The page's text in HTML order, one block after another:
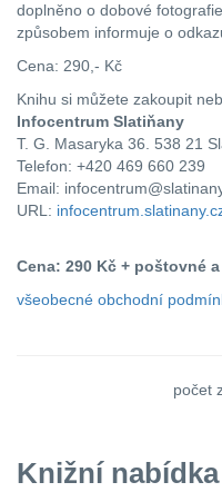
doplněno o dobové
způsobem informuje o
Cena: 290,- Kč
Knihu si můžete zakoupit
Infocentrum Slatiňany
T. G. Masaryka 36. 538 21
Telefon: +420 469 660 239
Email:
URL:
Cena: 290 Kč + poštovné
všeobecné obchodní
počet
Knižní nabídka